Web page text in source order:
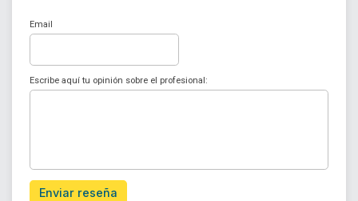
Email
Escribe aquí tu opinión sobre el profesional:
Enviar reseña